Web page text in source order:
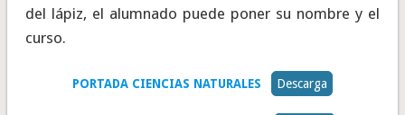
del lápiz, el alumnado puede poner su nombre y el
curso.
PORTADA CIENCIAS NATURALES Descarga